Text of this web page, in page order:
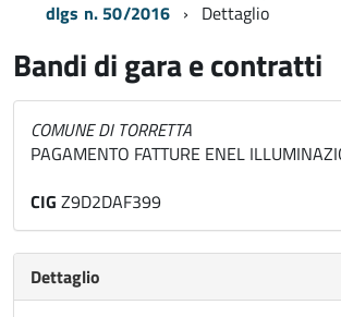
dlgs n. 50/2016
Dettaglio
Bandi di gara e contratti
COMUNE DI TORRETTA
PAGAMENTO FATTURE ENEL
CIG Z9D2DAF399
Dettaglio